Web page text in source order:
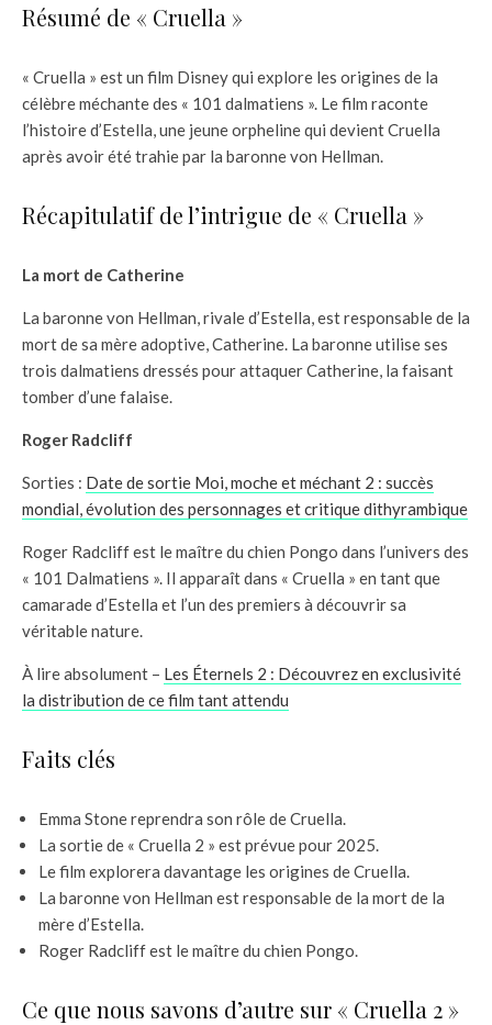
Résumé de « Cruella »
« Cruella » est un film Disney qui explore les origines de la
célèbre méchante des « 101 dalmatiens ». Le film raconte
l’histoire d’Estella, une jeune orpheline qui devient Cruella
après avoir été trahie par la baronne von Hellman.
Récapitulatif de l’intrigue de « Cruella »
La mort de Catherine
La baronne von Hellman, rivale d’Estella, est responsable de la
mort de sa mère adoptive, Catherine. La baronne utilise ses
trois dalmatiens dressés pour attaquer Catherine, la faisant
tomber d’une falaise.
Roger Radcliff
Sorties : Date de sortie Moi, moche et méchant 2 : succès
mondial, évolution des personnages et critique dithyrambique
Roger Radcliff est le maître du chien Pongo dans l’univers des
« 101 Dalmatiens ». Il apparaît dans « Cruella » en tant que
camarade d’Estella et l’un des premiers à découvrir sa
véritable nature.
À lire absolument – Les Éternels 2 : Découvrez en exclusivité
la distribution de ce film tant attendu
Faits clés
Emma Stone reprendra son rôle de Cruella.
La sortie de « Cruella 2 » est prévue pour 2025.
Le film explorera davantage les origines de Cruella.
La baronne von Hellman est responsable de la mort de la
mère d’Estella.
Roger Radcliff est le maître du chien Pongo.
Ce que nous savons d’autre sur « Cruella 2 »